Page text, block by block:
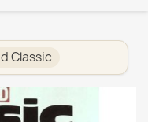
Classic